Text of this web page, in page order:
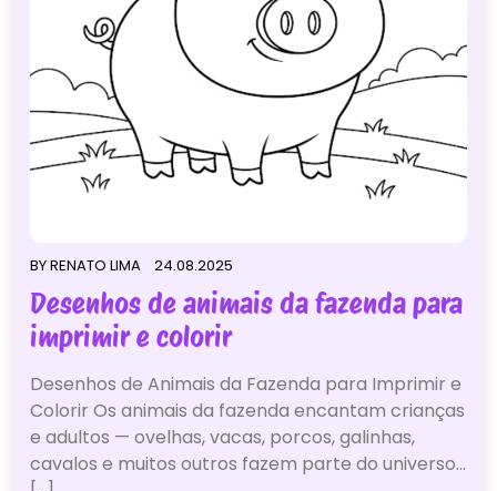
BYRENATO LIMA 24.08.2025
Desenhos de animais da fazenda para
imprimir e colorir
Desenhos de Animais da Fazenda para Imprimir e
Colorir Os animais da fazenda encantam crianças
e adultos — ovelhas, vacas, porcos, galinhas,
cavalos e muitos outros fazem parte do universo…